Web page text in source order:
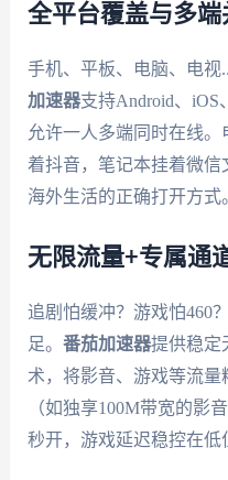
全平台覆盖与多端
手机、平板、电脑、电视
加速器支持Android、iOS
允许一人多端同时在线。
着抖音，笔记本挂着微
海外生活的正确打开方式
无限流量+专属通
追剧怕缓冲？游戏怕460
足。 番茄加速器提供稳定
术，将影音、游戏等流
（如独享100M带宽的影
秒开，游戏延迟稳控在低